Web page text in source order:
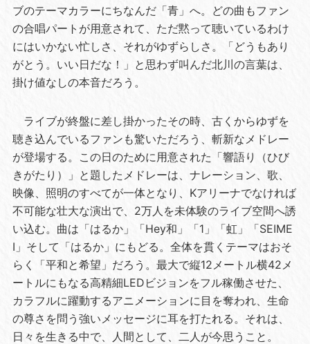
ブのテーマカラーにちなんだ「青」へ。どの曲もファン
の合唱パートが用意されて、ただ黙って聴いているわけ
にはいかない忙しさ、それがゆずらしさ。「どうもあり
がとう。いい日だな！」と思わず叫んだ北川の言葉は、
掛け値なしの本音だろう。
ライブが終盤に差し掛かったその時、古くからゆずを
聴き込んでいるファンも驚いただろう、斬新なメドレー
が登場する。この日のために用意された「響語り（ひび
きがたり）」と題したメドレーは、ナレーション、歌、
映像、照明のすべてが一体となり、Kアリーナでなければ
不可能な壮大な演出で、2万人を未体験のライブ空間へ誘
い込む。曲は「はるか」「Hey和」「1」「虹」「SEIME
I」そして「はるか」にもどる。全体を貫くテーマはおそ
らく「平和と希望」だろう。最大で縦12メートル横42メ
ートルにもなる高精細LEDビジョンをフル稼働させた、
カラフルに躍動するアニメーションに目を奪われ、生命
の尊さを問う強いメッセージに耳を打たれる。それは、
日々を生きる中で、人間として、二人が今思うこと。